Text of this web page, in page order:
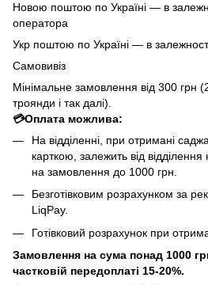
Новою поштою по Україні — в
оператора
Укр поштою по Україні — в
Самовивіз
Мінімальне замовлення від 300 грн
троянди і так далі).
💳Оплата можлива:
На відділенні, при отримані
карткою, залежить від
на замовлення до 1000 грн.
Безготівковим розрахунком за
LiqPay.
Готівковий розрахунок при
Замовлення на сума понад 1000
частковій передоплаті 15-20%.